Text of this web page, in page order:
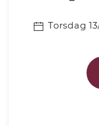
Torsdag